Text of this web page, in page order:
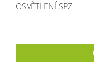
OSVĚTLENÍ SPZ